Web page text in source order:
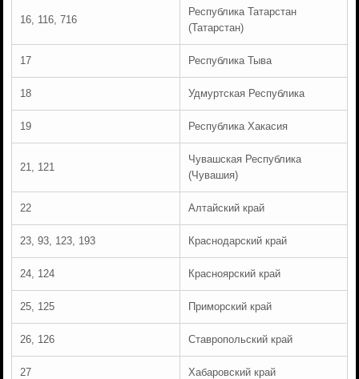
16, 116, 716
Республика Татарстан
(Татарстан)
17 Республика Тыва
18 Удмуртская Республика
19 Республика Хакасия
21, 121
Чувашская Республика
(Чувашия)
22 Алтайский край
23, 93, 123, 193 Краснодарский край
24, 124 Красноярский край
25, 125 Приморский край
26, 126 Ставропольский край
27 Хабаровский край